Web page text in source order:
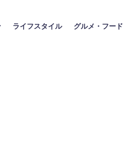
ライフスタイル グルメ・フード